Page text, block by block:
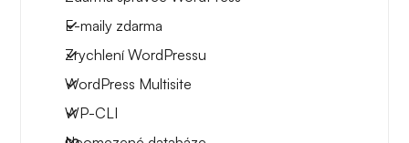
E-maily zdarma
Zrychlení WordPressu
WordPress Multisite
WP-CLI